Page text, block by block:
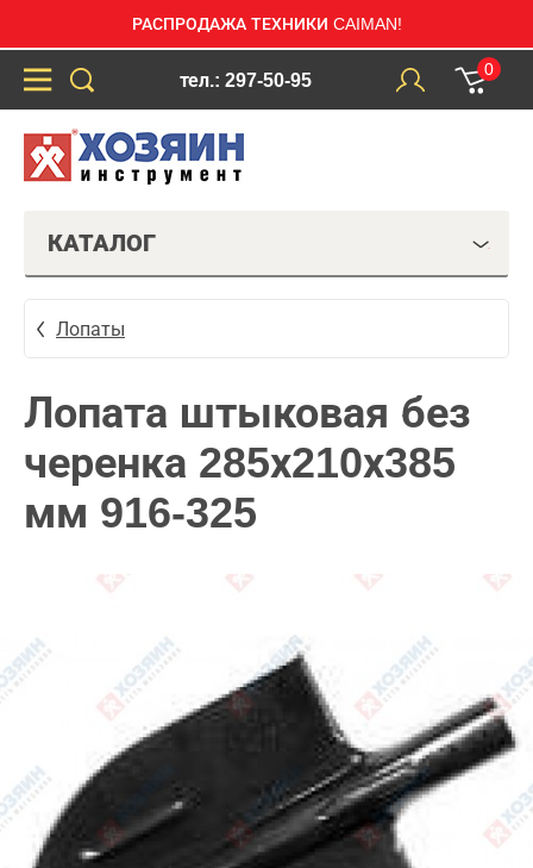
РАСПРОДАЖА ТЕХНИКИ CAIMAN!
тел.: 297-50-95
0
КАТАЛОГ
Лопаты
Лопата штыковая без
черенка 285х210х385
мм 916-325